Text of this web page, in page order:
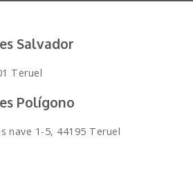
Salvador
Teruel
Polígono
nave 1-5, 44195 Teruel